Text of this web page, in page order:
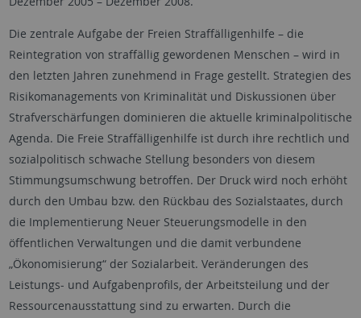
Die zentrale Aufgabe der Freien Straffälligenhilfe – die
Reintegration von straffällig gewordenen Menschen – wird in
den letzten Jahren zunehmend in Frage gestellt. Strategien des
Risikomanagements von Kriminalität und Diskussionen über
Strafverschärfungen dominieren die aktuelle kriminalpolitische
Agenda. Die Freie Straffälligenhilfe ist durch ihre rechtlich und
sozialpolitisch schwache Stellung besonders von diesem
Stimmungsumschwung betroffen. Der Druck wird noch erhöht
durch den Umbau bzw. den Rückbau des Sozialstaates, durch
die Implementierung Neuer Steuerungsmodelle in den
öffentlichen Verwaltungen und die damit verbundene
„Ökonomisierung“ der Sozialarbeit. Veränderungen des
Leistungs- und Aufgabenprofils, der Arbeitsteilung und der
Ressourcenausstattung sind zu erwarten. Durch die